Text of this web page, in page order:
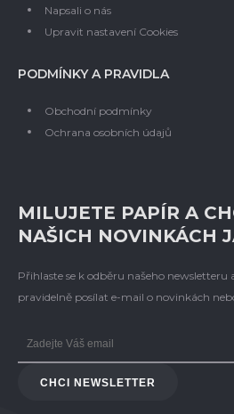
Napsali o nás
Upravit nastavení Cookies
PODMÍNKY A PRAVIDLA
Obchodní podmínky
Ochrana osobních údajů
MILUJETE PAPÍR A
NAŠICH NOVINKÁCH
Přihlaste se k odběru našeho
pravidelně posílat e-mail o novinkách
CHCI NEWSLETTER